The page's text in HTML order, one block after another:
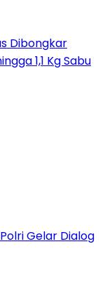
Dibongkar
1,1 Kg Sabu
Gelar Dialog